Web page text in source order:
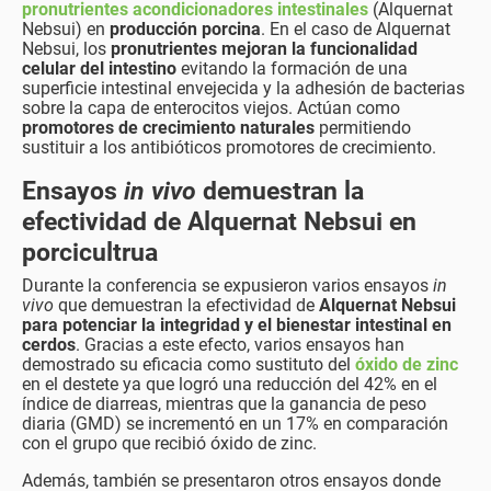
pronutrientes acondicionadores intestinales (Alquernat
Nebsui) en producción porcina. En el caso de Alquernat
Nebsui, los pronutrientes mejoran la funcionalidad
celular del intestino evitando la formación de una
superficie intestinal envejecida y la adhesión de bacterias
sobre la capa de enterocitos viejos. Actúan como
promotores de crecimiento naturales permitiendo
sustituir a los antibióticos promotores de crecimiento.
Ensayos in vivo demuestran la
efectividad de Alquernat Nebsui en
porcicultrua
Durante la conferencia se expusieron varios ensayos in
vivo que demuestran la efectividad de Alquernat Nebsui
para potenciar la integridad y el bienestar intestinal en
cerdos. Gracias a este efecto, varios ensayos han
demostrado su eficacia como sustituto del óxido de zinc
en el destete ya que logró una reducción del 42% en el
índice de diarreas, mientras que la ganancia de peso
diaria (GMD) se incrementó en un 17% en comparación
con el grupo que recibió óxido de zinc.
Además, también se presentaron otros ensayos donde